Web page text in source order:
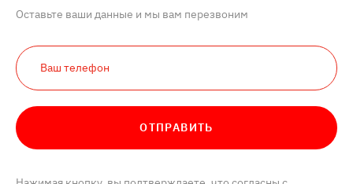
Оставьте ваши данные и мы вам перезвоним
ОТПРАВИТЬ